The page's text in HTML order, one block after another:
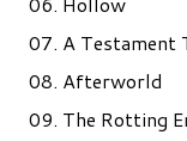
07. A Testament
08. Afterworld
09. The Rotting